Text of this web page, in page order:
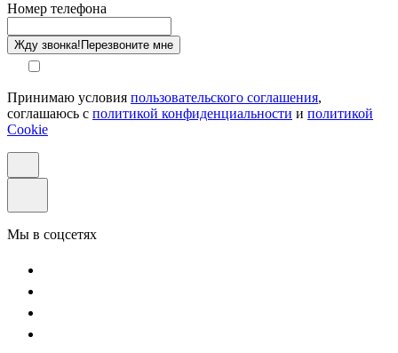
Способ оплаты
Номер телефона
Жду звонка! Перезвоните мне
Принимаю условия пользовательского соглашения,
соглашаюсь с политикой конфиденциальности и политикой
Cookie
Мы в соцсетях